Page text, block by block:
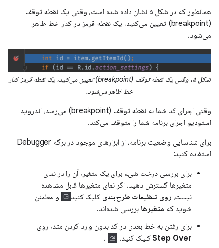
همانطور که در شکل ۵ نشان داده شده است، وقتی یک نقطه توقف
(breakpoint) تعیین می‌کنید، یک نقطه قرمز در کنار خط ظاهر
می‌شود.
شکل ۵.
وقتی یک نقطه توقف (breakpoint) تعیین می‌کنید، یک نقطه قرمز کنار
خط ظاهر می‌شود.
وقتی اجرای کد شما به نقطه توقف (breakpoint) می‌رسد، اندروید
استودیو اجرای برنامه شما را متوقف می‌کند.
برای شناسایی وضعیت برنامه، از ابزارهای موجود در برگه Debugger
استفاده کنید:
برای بررسی درخت شیء برای یک متغیر، آن را در نمای
متغیرها گسترش دهید. اگر نمای متغیرها قابل مشاهده
نیست، روی تنظیمات طرح‌بندی کلیک کنید
و مطمئن
شوید که متغیرها بررسی شده‌اند.
برای رفتن به خط بعدی در کد بدون وارد کردن متد، روی
Step Over کلیک کنید.
.